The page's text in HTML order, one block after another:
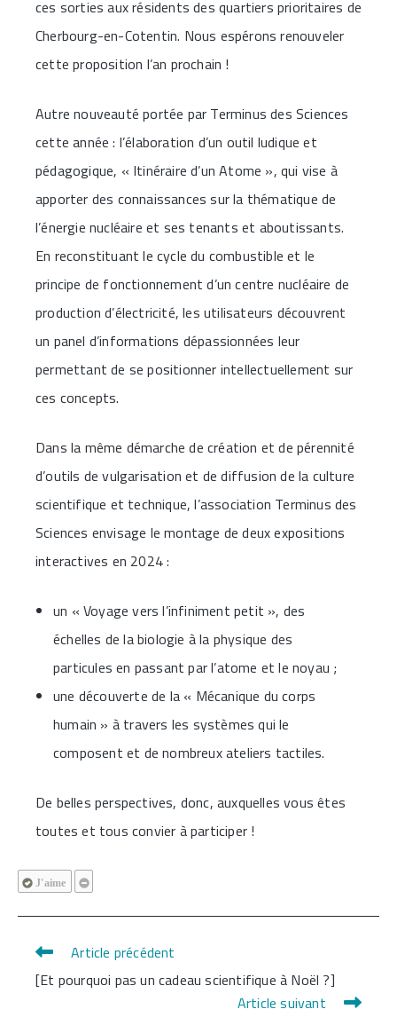
ces sorties aux résidents des quartiers prioritaires de
Cherbourg-en-Cotentin. Nous espérons renouveler
cette proposition l’an prochain !
Autre nouveauté portée par Terminus des Sciences
cette année : l’élaboration d’un outil ludique et
pédagogique, « Itinéraire d’un Atome », qui vise à
apporter des connaissances sur la thématique de
l’énergie nucléaire et ses tenants et aboutissants.
En reconstituant le cycle du combustible et le
principe de fonctionnement d’un centre nucléaire de
production d’électricité, les utilisateurs découvrent
un panel d’informations dépassionnées leur
permettant de se positionner intellectuellement sur
ces concepts.
Dans la même démarche de création et de pérennité
d’outils de vulgarisation et de diffusion de la culture
scientifique et technique, l’association Terminus des
Sciences envisage le montage de deux expositions
interactives en 2024 :
un « Voyage vers l’infiniment petit », des
échelles de la biologie à la physique des
particules en passant par l’atome et le noyau ;
une découverte de la « Mécanique du corps
humain » à travers les systèmes qui le
composent et de nombreux ateliers tactiles.
De belles perspectives, donc, auxquelles vous êtes
toutes et tous convier à participer !
J'aime
Read
more
Article précédent
[Et pourquoi pas un cadeau scientifique à Noël ?]
Article suivant